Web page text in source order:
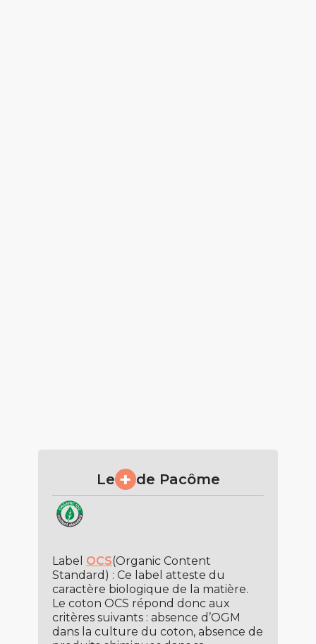
Le + de Pacôme
Label OCS(Organic Content
Standard) : Ce label atteste du
caractère biologique de la matière.
Le coton OCS répond donc aux
critères suivants : absence d’OGM
dans la culture du coton, absence de